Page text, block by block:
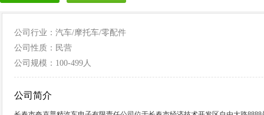
公司行业：汽车/摩托车/零配件
公司性质：民营
公司规模：100-499人
公司简介